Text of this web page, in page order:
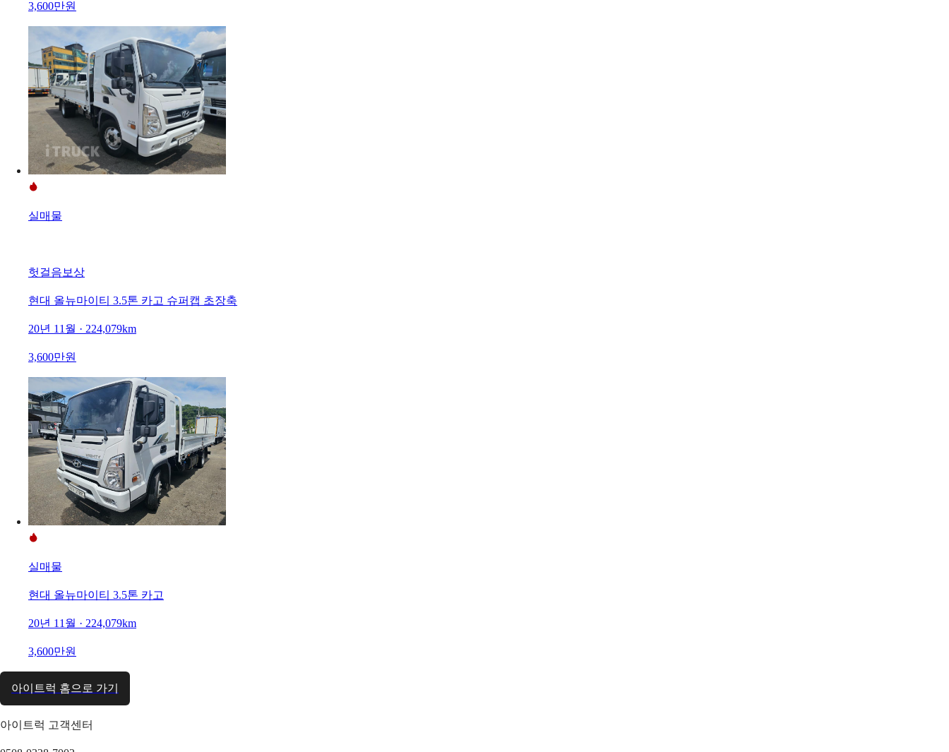
3,600만원
실매물
헛걸음보상
현대 올뉴마이티 3.5톤 카고 슈퍼캡 초장축
20년 11월 · 224,079km
3,600만원
실매물
현대 올뉴마이티 3.5톤 카고
20년 11월 · 224,079km
3,600만원
아이트럭 홈으로 가기
아이트럭 고객센터